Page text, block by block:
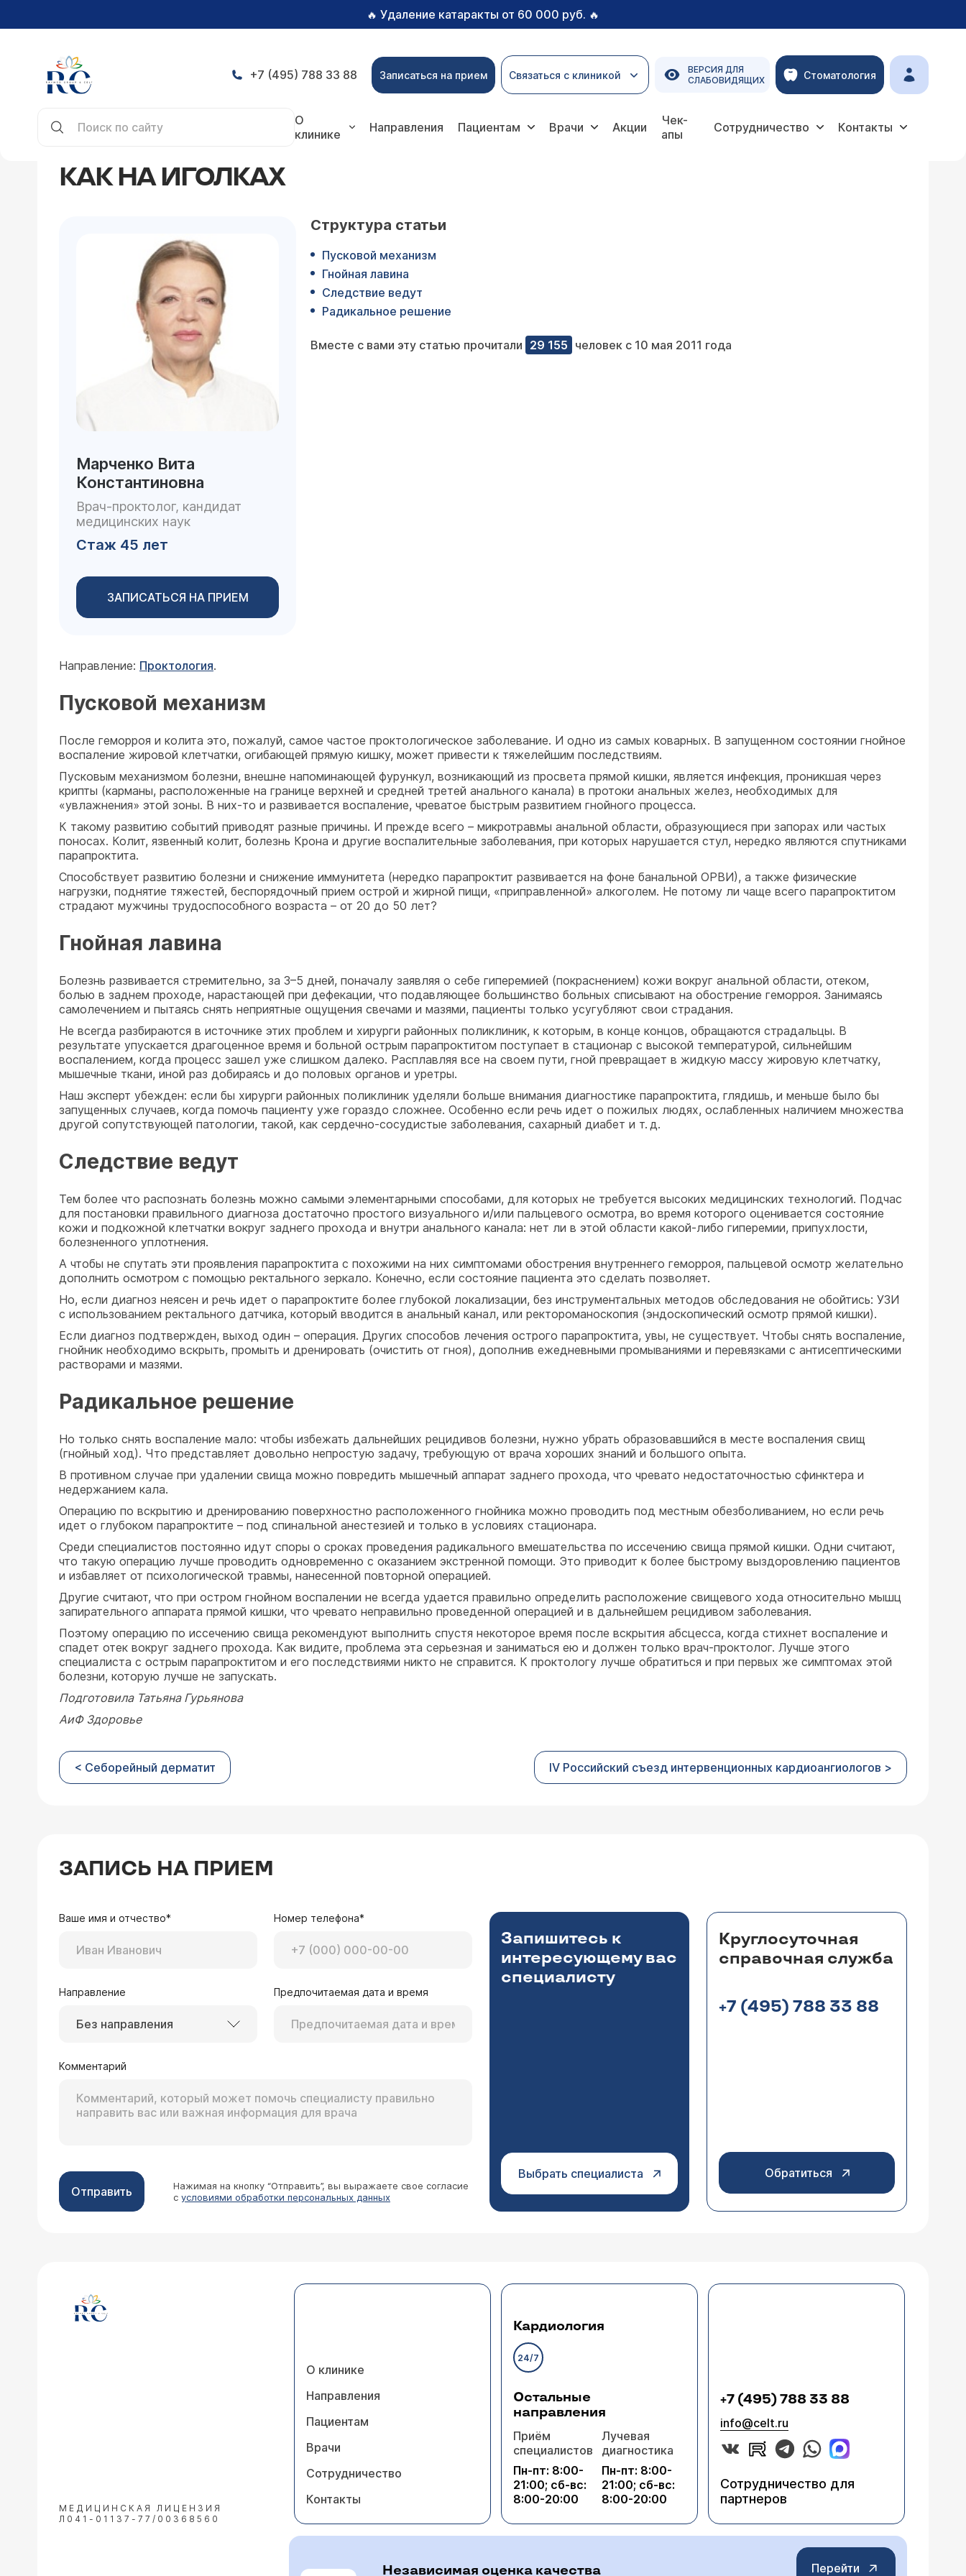
🔥 Удаление катаракты от 60 000 руб. 🔥
+7 (495) 788 33 88 Записаться на прием Связаться с клиникой
ВЕРСИЯ ДЛЯ
СЛАБОВИДЯЩИХ
Стоматология
О
клинике
Направления Пациентам Врачи Акции
Чек-
апы
Сотрудничество Контакты
КАК НА ИГОЛКАХ
Марченко Вита
Константиновна
Врач-проктолог, кандидат
медицинских наук
Стаж 45 лет
ЗАПИСАТЬСЯ НА ПРИЕМ
Структура статьи
Пусковой механизм
Гнойная лавина
Следствие ведут
Радикальное решение
Вместе с вами эту статью прочитали 29 155 человек с 10 мая 2011 года
Направление: Проктология.
Пусковой механизм
После геморроя и колита это, пожалуй, самое частое проктологическое заболевание. И одно из самых коварных. В запущенном состоянии гнойное
воспаление жировой клетчатки, огибающей прямую кишку, может привести к тяжелейшим последствиям.
Пусковым механизмом болезни, внешне напоминающей фурункул, возникающий из просвета прямой кишки, является инфекция, проникшая через
крипты (карманы, расположенные на границе верхней и средней третей анального канала) в протоки анальных желез, необходимых для
«увлажнения» этой зоны. В них-то и развивается воспаление, чреватое быстрым развитием гнойного процесса.
К такому развитию событий приводят разные причины. И прежде всего – микротравмы анальной области, образующиеся при запорах или частых
поносах. Колит, язвенный колит, болезнь Крона и другие воспалительные заболевания, при которых нарушается стул, нередко являются спутниками
парапроктита.
Способствует развитию болезни и снижение иммунитета (нередко парапроктит развивается на фоне банальной ОРВИ), а также физические
нагрузки, поднятие тяжестей, беспорядочный прием острой и жирной пищи, «приправленной» алкоголем. Не потому ли чаще всего парапроктитом
страдают мужчины трудоспособного возраста – от 20 до 50 лет?
Гнойная лавина
Болезнь развивается стремительно, за 3–5 дней, поначалу заявляя о себе гиперемией (покраснением) кожи вокруг анальной области, отеком,
болью в заднем проходе, нарастающей при дефекации, что подавляющее большинство больных списывают на обострение геморроя. Занимаясь
самолечением и пытаясь снять неприятные ощущения свечами и мазями, пациенты только усугубляют свои страдания.
Не всегда разбираются в источнике этих проблем и хирурги районных поликлиник, к которым, в конце концов, обращаются страдальцы. В
результате упускается драгоценное время и больной острым парапроктитом поступает в стационар с высокой температурой, сильнейшим
воспалением, когда процесс зашел уже слишком далеко. Расплавляя все на своем пути, гной превращает в жидкую массу жировую клетчатку,
мышечные ткани, иной раз добираясь и до половых органов и уретры.
Наш эксперт убежден: если бы хирурги районных поликлиник уделяли больше внимания диагностике парапроктита, глядишь, и меньше было бы
запущенных случаев, когда помочь пациенту уже гораздо сложнее. Особенно если речь идет о пожилых людях, ослабленных наличием множества
другой сопутствующей патологии, такой, как сердечно-сосудистые заболевания, сахарный диабет и т. д.
Следствие ведут
Тем более что распознать болезнь можно самыми элементарными способами, для которых не требуется высоких медицинских технологий. Подчас
для постановки правильного диагноза достаточно простого визуального и/или пальцевого осмотра, во время которого оценивается состояние
кожи и подкожной клетчатки вокруг заднего прохода и внутри анального канала: нет ли в этой области какой-либо гиперемии, припухлости,
болезненного уплотнения.
А чтобы не спутать эти проявления парапроктита с похожими на них симптомами обострения внутреннего геморроя, пальцевой осмотр желательно
дополнить осмотром с помощью ректального зеркало. Конечно, если состояние пациента это сделать позволяет.
Но, если диагноз неясен и речь идет о парапроктите более глубокой локализации, без инструментальных методов обследования не обойтись: УЗИ
с использованием ректального датчика, который вводится в анальный канал, или ректороманоскопия (эндоскопический осмотр прямой кишки).
Если диагноз подтвержден, выход один – операция. Других способов лечения острого парапроктита, увы, не существует. Чтобы снять воспаление,
гнойник необходимо вскрыть, промыть и дренировать (очистить от гноя), дополнив ежедневными промываниями и перевязками с антисептическими
растворами и мазями.
Радикальное решение
Но только снять воспаление мало: чтобы избежать дальнейших рецидивов болезни, нужно убрать образовавшийся в месте воспаления свищ
(гнойный ход). Что представляет довольно непростую задачу, требующую от врача хороших знаний и большого опыта.
В противном случае при удалении свища можно повредить мышечный аппарат заднего прохода, что чревато недостаточностью сфинктера и
недержанием кала.
Операцию по вскрытию и дренированию поверхностно расположенного гнойника можно проводить под местным обезболиванием, но если речь
идет о глубоком парапроктите – под спинальной анестезией и только в условиях стационара.
Среди специалистов постоянно идут споры о сроках проведения радикального вмешательства по иссечению свища прямой кишки. Одни считают,
что такую операцию лучше проводить одновременно с оказанием экстренной помощи. Это приводит к более быстрому выздоровлению пациентов
и избавляет от психологической травмы, нанесенной повторной операцией.
Другие считают, что при остром гнойном воспалении не всегда удается правильно определить расположение свищевого хода относительно мышц
запирательного аппарата прямой кишки, что чревато неправильно проведенной операцией и в дальнейшем рецидивом заболевания.
Поэтому операцию по иссечению свища рекомендуют выполнить спустя некоторое время после вскрытия абсцесса, когда стихнет воспаление и
спадет отек вокруг заднего прохода. Как видите, проблема эта серьезная и заниматься ею и должен только врач-проктолог. Лучше этого
специалиста с острым парапроктитом и его последствиями никто не справится. К проктологу лучше обратиться и при первых же симптомах этой
болезни, которую лучше не запускать.
Подготовила Татьяна Гурьянова
АиФ Здоровье
< Себорейный дерматит IV Российский съезд интервенционных кардиоангиологов >
ЗАПИСЬ НА ПРИЕМ
Ваше имя и отчество* Номер телефона*
Направление
Без направления
Предпочитаемая дата и время
Комментарий
Отправить
Нажимая на кнопку “Отправить”, вы выражаете свое согласие
с условиями обработки персональных данных
Запишитесь к
интересующему вас
специалисту
Выбрать специалиста
Круглосуточная
справочная служба
+7 (495) 788 33 88
Обратиться
МЕДИЦИНСКАЯ ЛИЦЕНЗИЯ
Л041-01137-77/00368560
О клинике
Направления
Пациентам
Врачи
Сотрудничество
Контакты
Кардиология
24/7
Остальные
направления
Приём
специалистов
Пн-пт: 8:00-
21:00; сб-вс:
8:00-20:00
Лучевая
диагностика
Пн-пт: 8:00-
21:00; сб-вс:
8:00-20:00
+7 (495) 788 33 88
info@celt.ru
Сотрудничество для
партнеров
Независимая оценка качества Перейти